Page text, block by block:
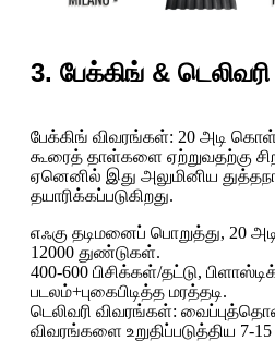
3. பேக்கிங் & டெலிவரி
பேக்கிங் விவரங்கள்: 20 அடி
கூரைத் தாள்களை ஏற்றுவதற்கு
ஏனெனில் இது அலுமினிய
தயாரிக்கப்படுகிறது.
எஃகு தடிமனைப் பொறுத்து, 20
12000 துண்டுகள்.
400-600 பிசிக்கள்/தட்டு,
படலம்+புகைபிடித்த மரத்தடி.
டெலிவரி விவரங்கள்:
விவரங்களை உறுதிப்படுத்திய 7-15